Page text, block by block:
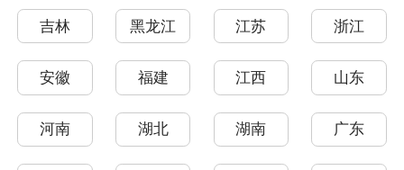
吉林 黑龙江 江苏 浙江
安徽 福建 江西 山东
河南 湖北 湖南 广东